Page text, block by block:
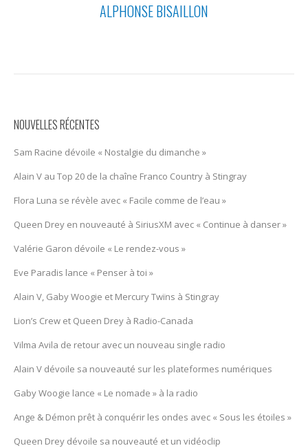
ALPHONSE BISAILLON
NOUVELLES RÉCENTES
Sam Racine dévoile « Nostalgie du dimanche »
Alain V au Top 20 de la chaîne Franco Country à Stingray
Flora Luna se révèle avec « Facile comme de l’eau »
Queen Drey en nouveauté à SiriusXM avec « Continue à danser »
Valérie Garon dévoile « Le rendez-vous »
Eve Paradis lance « Penser à toi »
Alain V, Gaby Woogie et Mercury Twïns à Stingray
Lion’s Crew et Queen Drey à Radio-Canada
Vilma Avila de retour avec un nouveau single radio
Alain V dévoile sa nouveauté sur les plateformes numériques
Gaby Woogie lance « Le nomade » à la radio
Ange & Démon prêt à conquérir les ondes avec « Sous les étoiles »
Queen Drey dévoile sa nouveauté et un vidéoclip